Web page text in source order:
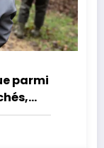
parmi